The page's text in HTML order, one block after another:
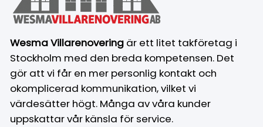
Wesma Villarenoveringär ett litet takföretag i
Stockholm med den breda kompetensen. Det
gör att vi får en mer personlig kontakt och
okomplicerad kommunikation, vilket vi
värdesätter högt. Många av våra kunder
uppskattar vår känsla för service.